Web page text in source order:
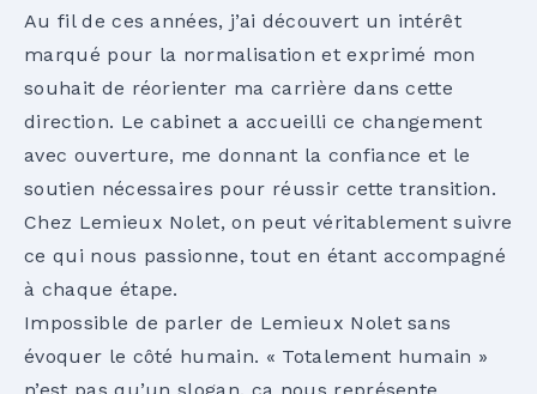
Au fil de ces années, j’ai découvert un intérêt
marqué pour la normalisation et exprimé mon
souhait de réorienter ma carrière dans cette
direction. Le cabinet a accueilli ce changement
avec ouverture, me donnant la confiance et le
soutien nécessaires pour réussir cette transition.
Chez Lemieux Nolet, on peut véritablement suivre
ce qui nous passionne, tout en étant accompagné
à chaque étape.
Impossible de parler de Lemieux Nolet sans
évoquer le côté humain. « Totalement humain »